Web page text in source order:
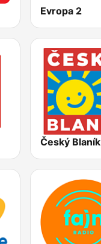
Evropa 2
Český Blaník